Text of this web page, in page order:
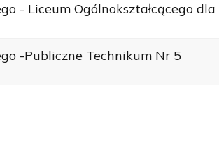
Liceum Ogólnokształcącego dla
-Publiczne Technikum Nr 5